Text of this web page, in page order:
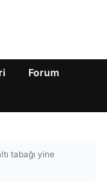
Forum
tabağı yine